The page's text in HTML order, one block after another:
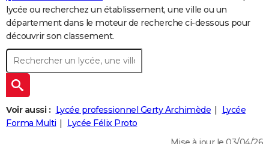
Essais
Réserver un essai
Citadines
Berlines
SUV
Forum auto
+
HIGH-TECH
Mobiles
Meilleur smartphone
Internet
Ordinateurs
Jeux vidéo
Guide high-tech
+
BRICOLAGE
Forum
Aménagement intérieur
Extérieur
Cuisine
Salle de bains
Jardinage
Rangement
WEEK-END
Guides de France
Escapades
Patrimoine
Expositions
Musées
Week-end nature
+LIFESTYLE
Art de vivre
Bien-être
Loisirs
Mode
Modes de vie
+SANTE
lycée ou recherchez un établissement, une ville ou un
département dans le moteur de recherche ci-dessous pour
découvrir son classement.
Voir aussi : Lycée professionnel Gerty Archimède
Lycée
Forma Multi
Lycée Félix Proto